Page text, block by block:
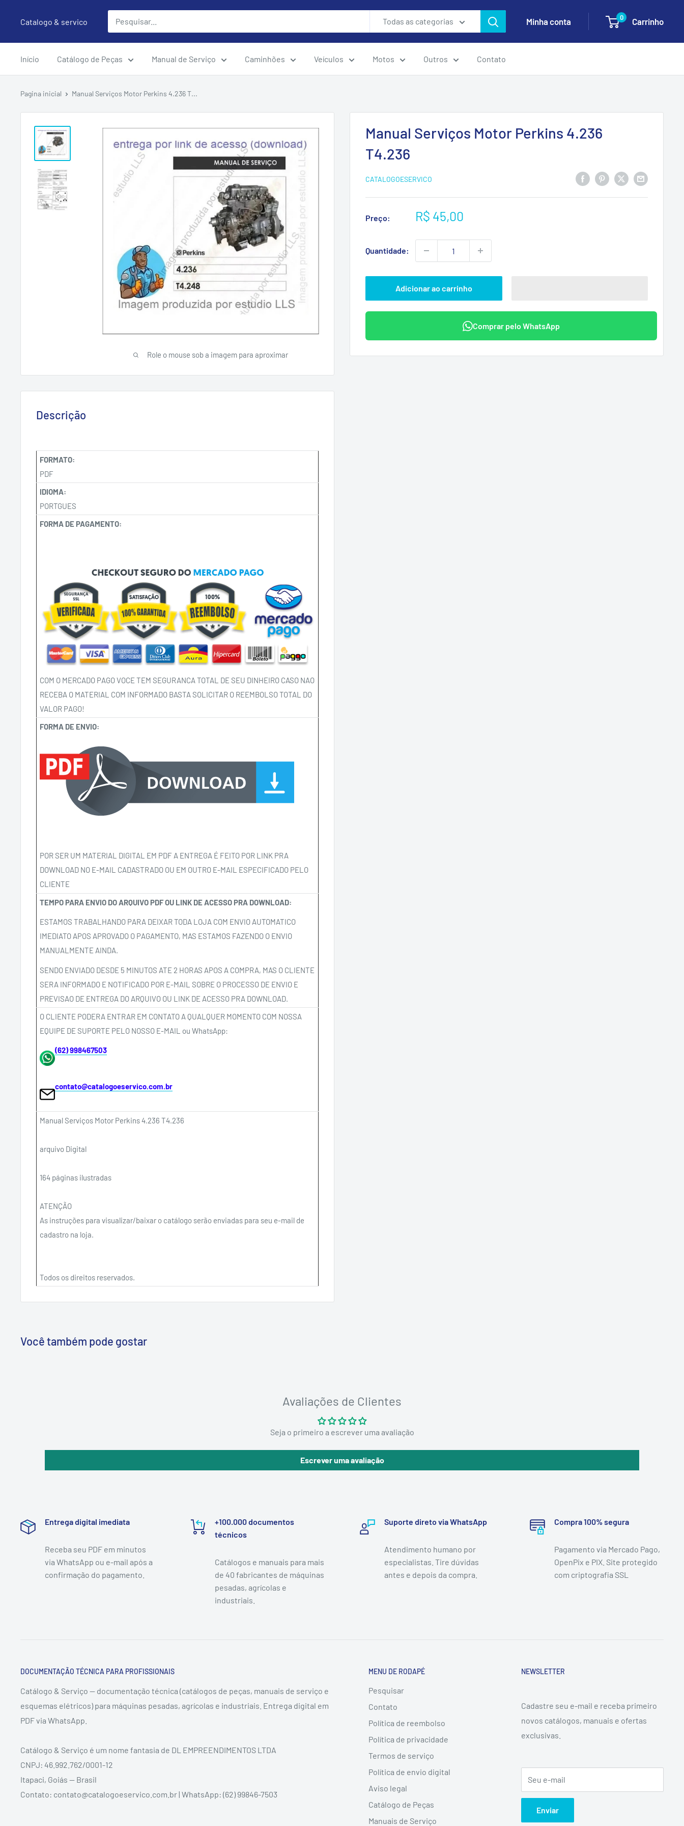
Catalogo & servico Todas as categorias Minha conta 0 Carrinho
Início Catálogo de Peças Manual de Serviço Caminhões Veículos Motos Outros Contato
Pagina inicial Manual Serviços Motor Perkins 4.236 T...
Role o mouse sob a imagem para aproximar
Manual Serviços Motor Perkins 4.236
T4.236
CATALOGOESERVICO
Preço:
Preço
R$ 45,00
Quantidade:
Adicionar ao carrinho
Comprar pelo WhatsApp
Descrição
FORMATO:
PDF
IDIOMA:
PORTGUES
FORMA DE PAGAMENTO:
COM O MERCADO PAGO VOCE TEM SEGURANCA TOTAL DE SEU DINHEIRO CASO NAO
RECEBA O MATERIAL COM INFORMADO BASTA SOLICITAR O REEMBOLSO TOTAL DO
VALOR PAGO!
FORMA DE ENVIO:
POR SER UM MATERIAL DIGITAL EM PDF A ENTREGA É FEITO POR LINK PRA
DOWNLOAD NO E-MAIL CADASTRADO OU EM OUTRO E-MAIL ESPECIFICADO PELO
CLIENTE
TEMPO PARA ENVIO DO ARQUIVO PDF OU LINK DE ACESSO PRA DOWNLOAD:
ESTAMOS TRABALHANDO PARA DEIXAR TODA LOJA COM ENVIO AUTOMATICO
IMEDIATO APOS APROVADO O PAGAMENTO, MAS ESTAMOS FAZENDO O ENVIO
MANUALMENTE AINDA.
SENDO ENVIADO DESDE 5 MINUTOS ATE 2 HORAS APOS A COMPRA, MAS O CLIENTE
SERA INFORMADO E NOTIFICADO POR E-MAIL SOBRE O PROCESSO DE ENVIO E
PREVISAO DE ENTREGA DO ARQUIVO OU LINK DE ACESSO PRA DOWNLOAD.
O CLIENTE PODERA ENTRAR EM CONTATO A QUALQUER MOMENTO COM NOSSA
EQUIPE DE SUPORTE PELO NOSSO E-MAIL ou WhatsApp:
(62) 998467503
contato@catalogoeservico.com.br
Manual Serviços Motor Perkins 4.236 T4.236
arquivo Digital
164 páginas ilustradas
ATENÇÃO
As instruções para visualizar/baixar o catálogo serão enviadas para seu e-mail de
cadastro na loja.
Todos os direitos reservados.
Você também pode gostar
Avaliações de Clientes
Seja o primeiro a escrever uma avaliação
Escrever uma avaliação
Entrega digital imediata
Receba seu PDF em minutos
via WhatsApp ou e-mail após a
confirmação do pagamento.
+100.000 documentos
técnicos
Catálogos e manuais para mais
de 40 fabricantes de máquinas
pesadas, agrícolas e
industriais.
Suporte direto via WhatsApp
Atendimento humano por
especialistas. Tire dúvidas
antes e depois da compra.
Compra 100% segura
Pagamento via Mercado Pago,
OpenPix e PIX. Site protegido
com criptografia SSL
DOCUMENTAÇÃO TÉCNICA PARA PROFISSIONAIS
Catálogo & Serviço — documentação técnica (catálogos de peças, manuais de serviço e
esquemas elétricos) para máquinas pesadas, agrícolas e industriais. Entrega digital em
PDF via WhatsApp.
Catálogo & Serviço é um nome fantasia de DL EMPREENDIMENTOS LTDA
CNPJ: 46.992.762/0001-12
Itapaci, Goiás — Brasil
Contato: contato@catalogoeservico.com.br | WhatsApp: (62) 99846-7503
MENU DE RODAPÉ
Pesquisar
Contato
Política de reembolso
Política de privacidade
Termos de serviço
Política de envio digital
Aviso legal
Catálogo de Peças
Manuais de Serviço
NEWSLETTER
Cadastre seu e-mail e receba primeiro
novos catálogos, manuais e ofertas
exclusivas.
Seu e-mail
Enviar